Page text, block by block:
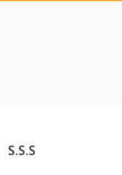
S.S.S